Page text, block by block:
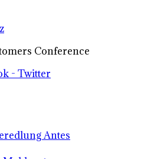
Conference
- Twitter
Antes